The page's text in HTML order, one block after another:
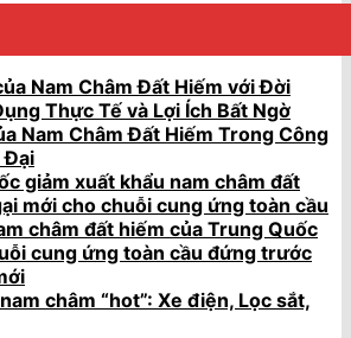
Nam Châm Đất Hiếm với Đời
Thực Tế và Lợi Ích Bất Ngờ
Nam Châm Đất Hiếm Trong Công
Đại
giảm xuất khẩu nam châm đất
mới cho chuỗi cung ứng toàn cầu
châm đất hiếm của Trung Quốc
cung ứng toàn cầu đứng trước
châm “hot”: Xe điện, Lọc sắt,